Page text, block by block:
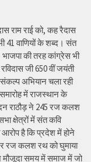
राम राई को, कह रैदास
41 वाणियों के शब्द। संत
की तरह कांग्रेस भी
जी 650 वीं जयंती
अभियान चला रही
में राजस्थान के
राठौड़ ने 245 रज कलश
क्षेत्रों में संत कवि
आरोप है कि प्रदेश में होने
रज कलश रथ को घुमाया
मौजूदा समय में समाज में जो